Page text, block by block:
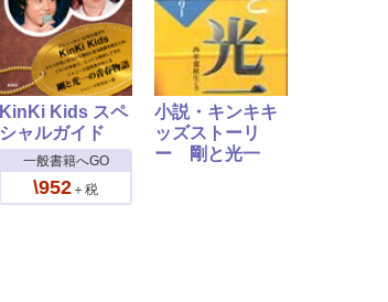
KinKi Kids スペ
シャルガイド
一般書籍へGO
\952 ＋税
小説・キンキキ
ッズストーリ
ー 剛と光一